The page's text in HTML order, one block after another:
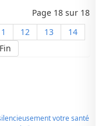
Page 18 sur 18
12 13
14
Fin
votre santé